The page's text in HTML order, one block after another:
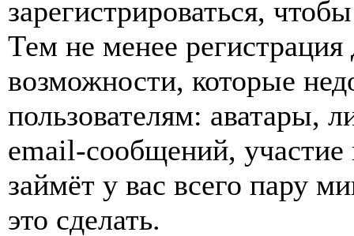
зарегистрироваться,
Тем не менее
возможности, которые
пользователям: аватары,
email-сообщений, участие
займёт у вас всего пару
это сделать.